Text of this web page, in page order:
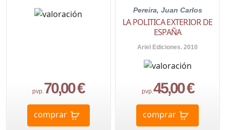
pvp. 70,00 €
comprar
Pereira, Juan Carlos
LA POLITICA EXTERIOR DE
ESPAÑA
Ariel Ediciones. 2010
pvp. 45,00 €
comprar